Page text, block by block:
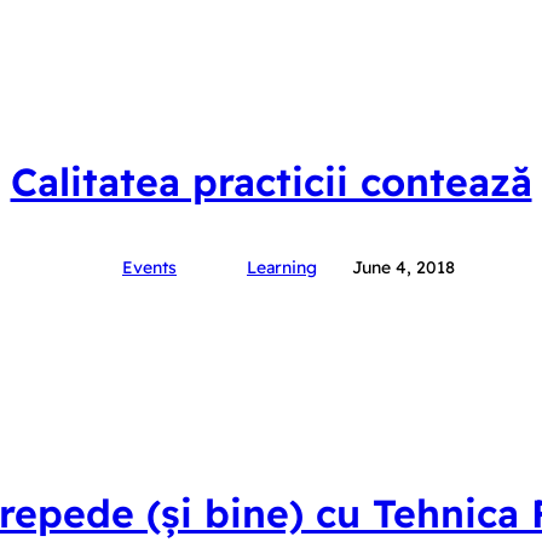
Calitatea practicii contează
Events Learning June 4, 2018
(și bine) cu Tehnica